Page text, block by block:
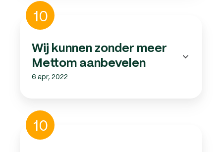
Wij
kunnen
zonder
meer
Mettom
aanbevelen
10
Wij kunnen zonder meer
Mettom aanbevelen
6 apr, 2022
Mooie
club 10